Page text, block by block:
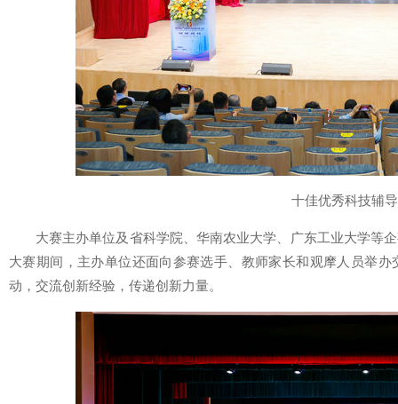
十佳优秀科技辅
大赛主办单位及省科学院、华南农业大学、广东工业大学等
大赛期间，主办单位还面向参赛选手、教师家长和观摩人员举
动，交流创新经验，传递创新力量。